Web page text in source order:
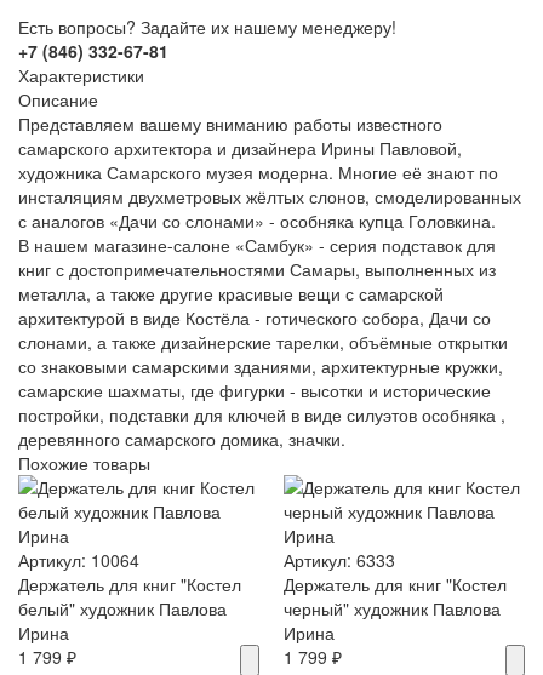
Есть вопросы? Задайте их нашему менеджеру!
+7 (846) 332-67-81
Характеристики
Описание
Представляем вашему вниманию работы известного
самарского архитектора и дизайнера Ирины Павловой,
художника Самарского музея модерна. Многие её знают по
инсталяциям двухметровых жёлтых слонов, смоделированных
с аналогов «Дачи со слонами» - особняка купца Головкина.
В нашем магазине-салоне «Самбук» - серия подставок для
книг с достопримечательностями Самары, выполненных из
металла, а также другие красивые вещи с самарской
архитектурой в виде Костёла - готического собора, Дачи со
слонами, а также дизайнерские тарелки, объёмные открытки
со знаковыми самарскими зданиями, архитектурные кружки,
самарские шахматы, где фигурки - высотки и исторические
постройки, подставки для ключей в виде силуэтов особняка ,
деревянного самарского домика, значки.
Похожие товары
Артикул: 10064
Держатель для книг "Костел
белый" художник Павлова
Ирина
1 799 ₽
Артикул: 6333
Держатель для книг "Костел
черный" художник Павлова
Ирина
1 799 ₽